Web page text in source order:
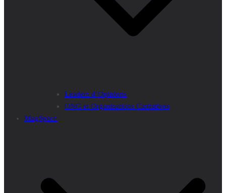
Leaders d’Opinions
ONG et Organisations Caritatives
MagSpace